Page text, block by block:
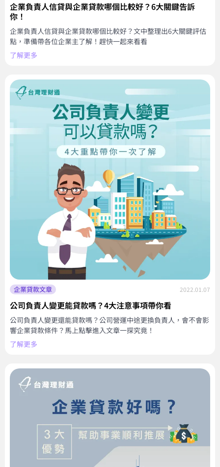
企業負責人信貸與企業貸款哪個比較好？6大關鍵告訴
你！
企業負責人信貸與企業貸款哪個比較好？文中整理出6大關鍵評估
點，準備帶各位企業主了解！趕快一起來看看
了解更多
企業貸款文章 2022.01.07
公司負責人變更能貸款嗎？4大注意事項帶你看
公司負責人變更還能貸款嗎？公司營運中途更換負責人，會不會影
響企業貸款條件？馬上點擊進入文章一探究竟！
了解更多